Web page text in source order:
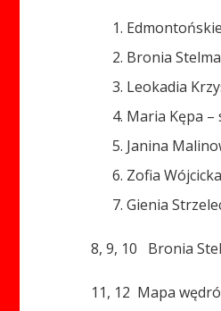
Bronia
Leokadia
Maria Kępa –
Janina
Zofia
Gienia
8, 9, 10 Bronia
11, 12 Mapa